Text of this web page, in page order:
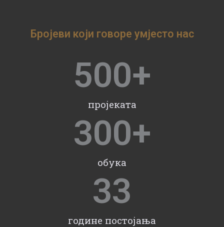
Бројеви који говоре умјесто нас
пројеката
500+
обука
300+
године постојања
33